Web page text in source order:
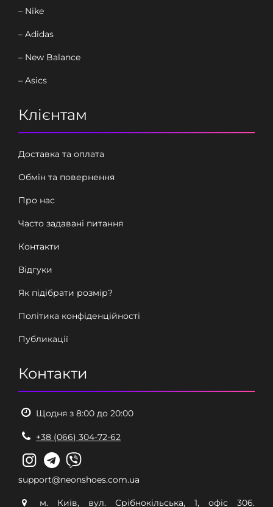
– Nike
– Adidas
– New Balance
– Asics
Клієнтам
Доставка та оплата
Обмін та повернення
Про нас
Часто задавані питання
Контакти
Відгуки
Як підібрати розмір?
Політика конфіденційності
Публикації
Контакти
Щодня з 8:00 до 20:00
+38 (066) 304-72-62
support@neonshoes.com.ua
м. Київ, вул. Срібнокільська, 1, офіс 306.